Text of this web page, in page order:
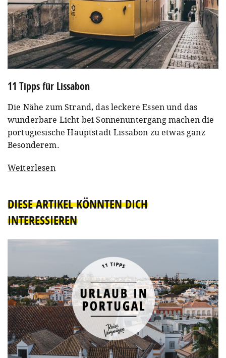
11 Tipps für Lissabon
Die Nähe zum Strand, das leckere Essen und das
wunderbare Licht bei Sonnenuntergang machen die
portugiesische Hauptstadt Lissabon zu etwas ganz
Besonderem.
Weiterlesen
DIESE ARTIKEL KÖNNTEN DICH
INTERESSIEREN